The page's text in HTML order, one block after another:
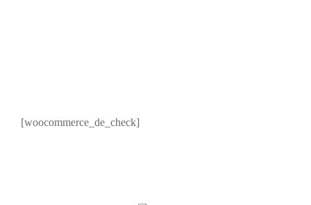
[woocommerce_de_check]